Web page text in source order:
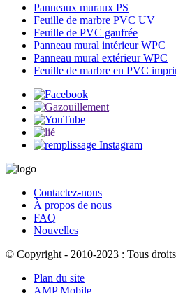
Panneaux muraux PS
Feuille de marbre PVC UV
Feuille de PVC gaufrée
Panneau mural intérieur WPC
Panneau mural extérieur WPC
Feuille de marbre en PVC
Contactez-nous
À propos de nous
FAQ
Nouvelles
© Copyright - 2010-2023 : Tous droits
Plan du site
AMP Mobile